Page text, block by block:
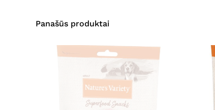
Panašūs produktai